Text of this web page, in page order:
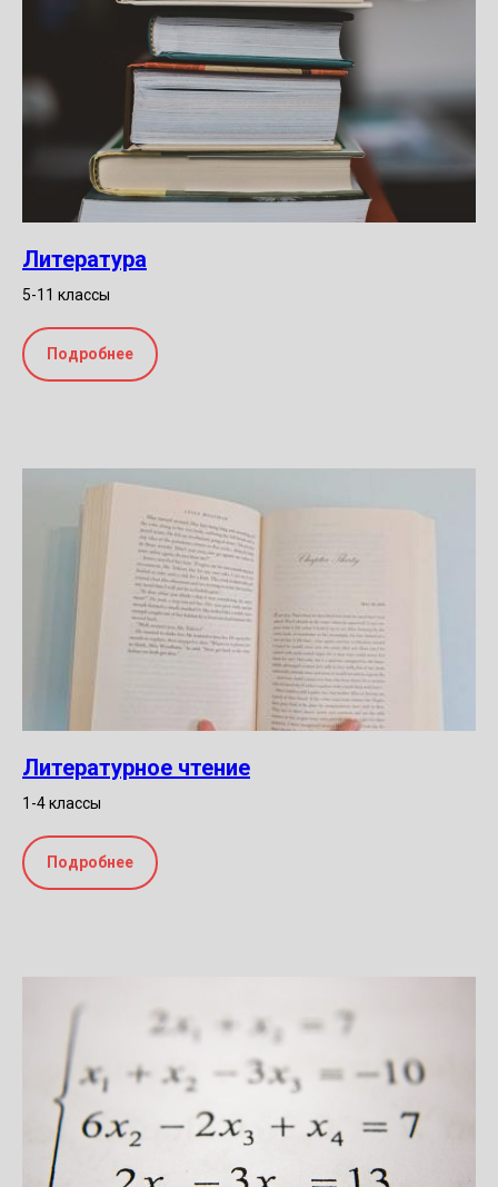
Литература
5-11 классы
Подробнее
Литературное чтение
1-4 классы
Подробнее